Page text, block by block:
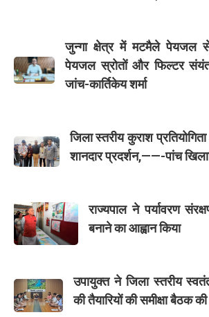
जुन्गा क्षेत्र में मटमैले पेयजल
पेयजल स्रोतों और फिल्टर
जांच-कार्तिकेय शर्मा
जिला स्तरीय कुराश
शानदार प्रदर्शन,——-पांच
राज्यपाल ने पर्यावरण
बनाने का आह्वान किया
उपायुक्त ने जिला स्तरीय
की तैयारियों की समीक्षा बैठक